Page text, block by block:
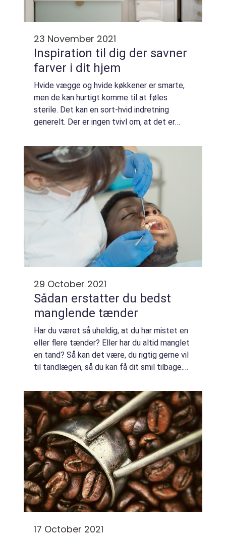
23 November 2021
Inspiration til dig der savner
farver i dit hjem
Hvide vægge og hvide køkkener er smarte,
men de kan hurtigt komme til at føles
sterile. Det kan en sort-hvid indretning
generelt. Der er ingen tvivl om, at det er
mangler farver i dit hjem. Det kræver ikk...
29 October 2021
Sådan erstatter du bedst
manglende tænder
Har du været så uheldig, at du har mistet en
eller flere tænder? Eller har du altid manglet
en tand? Så kan det være, du rigtig gerne vil
til tandlægen, så du kan få dit smil tilbage.
tandimplantater i den forbi...
17 October 2021